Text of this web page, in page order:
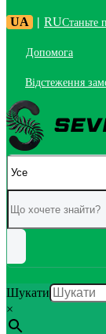
UA | RUСтаньте
Допомога
Відстеження
Шукати
×